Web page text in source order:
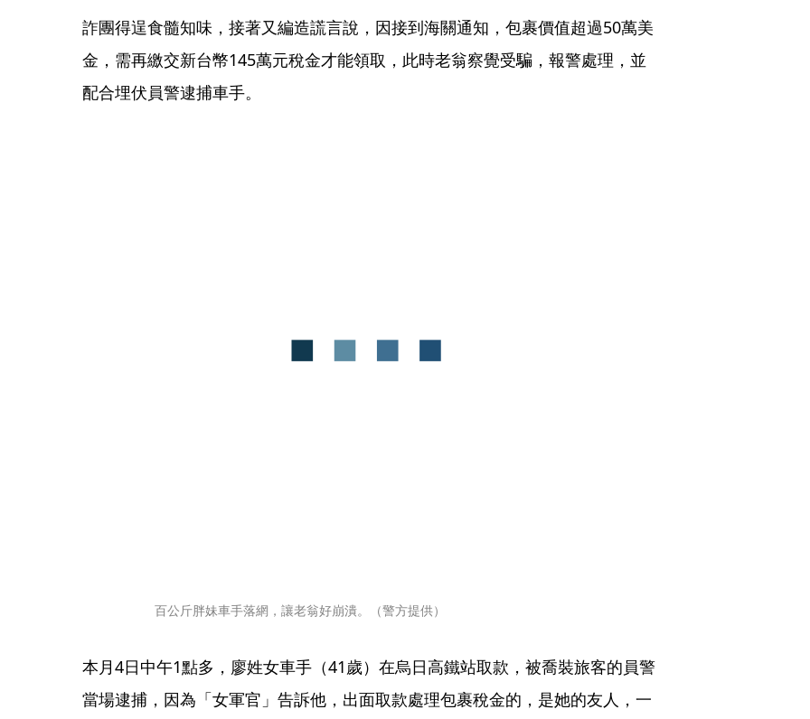
詐團得逞食髓知味，接著又編造謊言說，因接到海關通知，包裹價值超過50萬美
金，需再繳交新台幣145萬元稅金才能領取，此時老翁察覺受騙，報警處理，並
配合埋伏員警逮捕車手。
百公斤胖妹車手落網，讓老翁好崩潰。（警方提供）
本月4日中午1點多，廖姓女車手（41歲）在烏日高鐵站取款，被喬裝旅客的員警
當場逮捕，因為「女軍官」告訴他，出面取款處理包裹稅金的，是她的友人，一